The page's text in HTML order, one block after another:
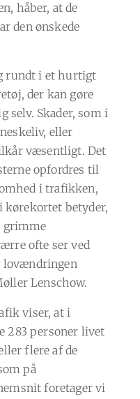
håber, at de
den ønskede
rundt i et hurtigt
der kan gøre
selv. Skader, som i
eller
væsentligt. Det
opfordres til
i trafikken,
betyder,
grimme
ofte ser ved
lovændringen
Lenschow.
viser, at i
283 personer livet
flere af de
på
foretager vi